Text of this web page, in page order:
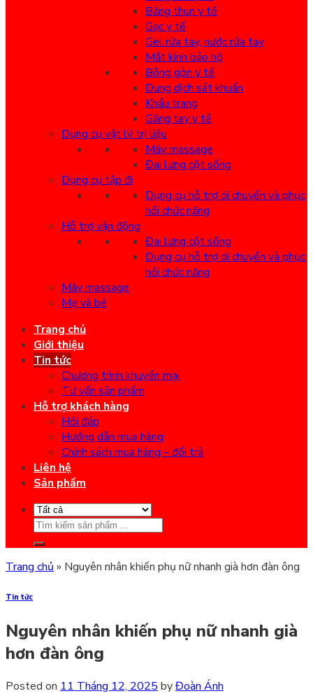
Băng thun y tế
Gạc y tế
Gel rửa tay, nước rửa tay
Mắt kính bảo hộ
Bông gòn y tế
Dung dịch sát khuẩn
Khẩu trang
Găng tay y tế
Dụng cụ vật lý trị liệu
Máy massage
Đai lưng cột sống
Dụng cụ tập đi
Dụng cụ hỗ trợ di chuyển và phục
hồi chức năng
Hỗ trợ vận động
Đai lưng cột sống
Dụng cụ hỗ trợ di chuyển và phục
hồi chức năng
Máy massage
Mẹ và bé
Trang chủ
Giới thiệu
Tin tức
Chương trình khuyến mại
Tư vấn sản phẩm
Hỗ trợ khách hàng
Hỏi đáp
Hướng dẫn mua hàng
Chính sách mua hàng – đổi trả
Liên hệ
Sản phẩm
Search
for:
Trang chủ » Nguyên nhân khiến phụ nữ nhanh già hơn đàn ông
Tin tức
Nguyên nhân khiến phụ nữ nhanh già
hơn đàn ông
Posted on 11 Tháng 12, 2025 byĐoàn Ánh